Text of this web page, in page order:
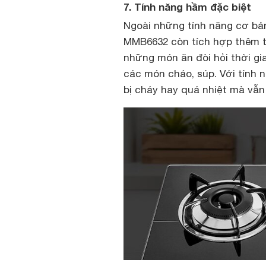
7. Tính năng hầm đặc biệt
Ngoài những tính năng cơ
MMB6632 còn tích hợp
những món ăn đòi hỏi thời
các món cháo, súp. Với tính
bị cháy hay quá nhiệt mà